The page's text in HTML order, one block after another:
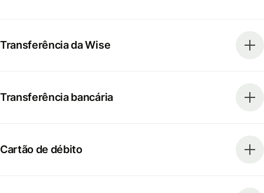
Transferência da Wise
Transferência bancária
Cartão de débito